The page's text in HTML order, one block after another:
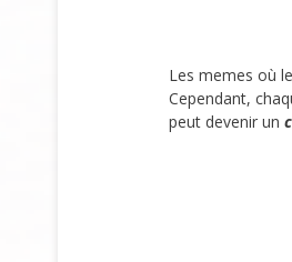
Les memes où
Cependant,
peut devenir un